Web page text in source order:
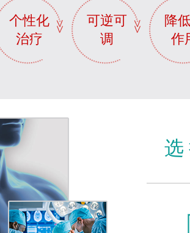
个性化
治疗
可逆可
调
降
作